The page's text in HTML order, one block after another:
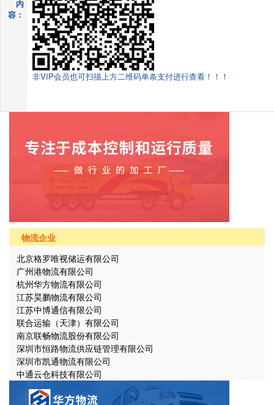
内
容：
非VIP会员也可扫描上方二维码单条支付进行查看！！！
物流企业
北京格罗唯视储运有限公司
广州港物流有限公司
杭州华方物流有限公司
江苏昊鹏物流有限公司
江苏中博通信有限公司
联合运输（天津）有限公司
南京联畅物流股份有限公司
深圳市恒路物流供应链管理有限公司
深圳市凯通物流有限公司
中通云仓科技有限公司